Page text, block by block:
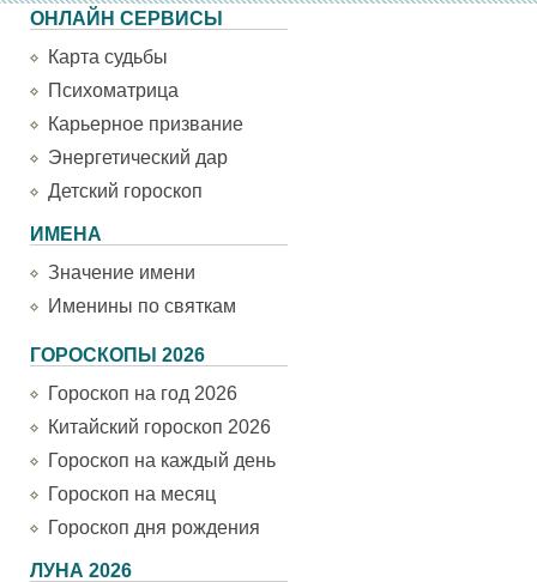
ОНЛАЙН СЕРВИСЫ
Карта судьбы
Психоматрица
Карьерное призвание
Энергетический дар
Детский гороскоп
ИМЕНА
Значение имени
Именины по святкам
ГОРОСКОПЫ 2026
Гороскоп на год 2026
Китайский гороскоп 2026
Гороскоп на каждый день
Гороскоп на месяц
Гороскоп дня рождения
ЛУНА 2026